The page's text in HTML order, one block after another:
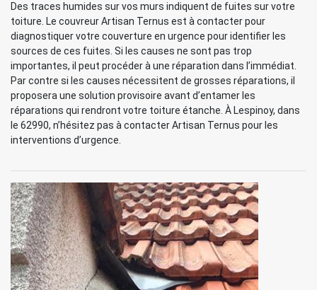
Des traces humides sur vos murs indiquent de fuites sur votre
toiture. Le couvreur Artisan Ternus est à contacter pour
diagnostiquer votre couverture en urgence pour identifier les
sources de ces fuites. Si les causes ne sont pas trop
importantes, il peut procéder à une réparation dans l’immédiat.
Par contre si les causes nécessitent de grosses réparations, il
proposera une solution provisoire avant d’entamer les
réparations qui rendront votre toiture étanche. À Lespinoy, dans
le 62990, n’hésitez pas à contacter Artisan Ternus pour les
interventions d’urgence.